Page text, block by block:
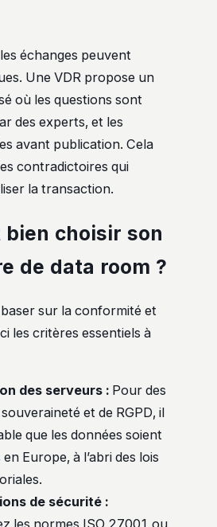
échanges peuvent
Une VDR propose un
où les questions sont
des experts, et les
avant publication. Cela
contradictoires qui
la transaction.
bien choisir son
de data room ?
sur la conformité et
les critères essentiels à
des serveurs : Pour des
et de RGPD, il
que les données soient
Europe, à l’abri des lois
de sécurité :